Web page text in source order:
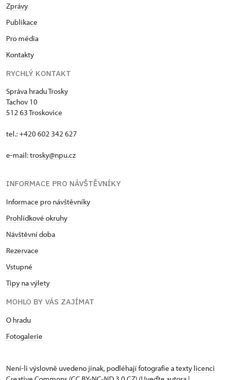
Zprávy
Publikace
Pro média
Kontakty
RYCHLÝ KONTAKT
Správa hradu Trosky
Tachov 10
512 63 Troskovice
tel.: +420 602 342 627
e-mail:trosky@npu.cz
INFORMACE PRO NÁVŠTĚVNÍKY
Informace pro návštěvníky
Prohlídkové okruhy
Návštěvní doba
Rezervace
Vstupné
Tipy na výlety
MOHLO BY VÁS ZAJÍMAT
O hradu
Fotogalerie
Není-li výslovně uvedeno jinak, podléhají fotografie a texty licenci